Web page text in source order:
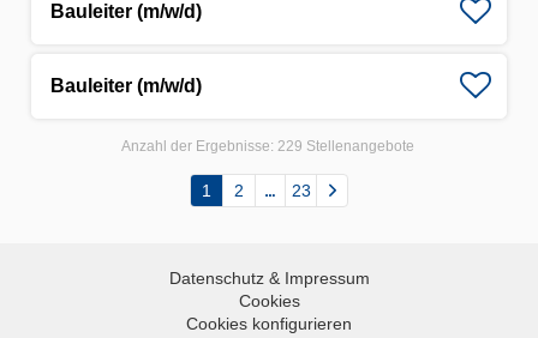
Bauleiter (m/w/d)
Bauleiter (m/w/d)
Anzahl der Ergebnisse: 229 Stellenangebote
1 2 23
Datenschutz & Impressum
Cookies
Cookies konfigurieren